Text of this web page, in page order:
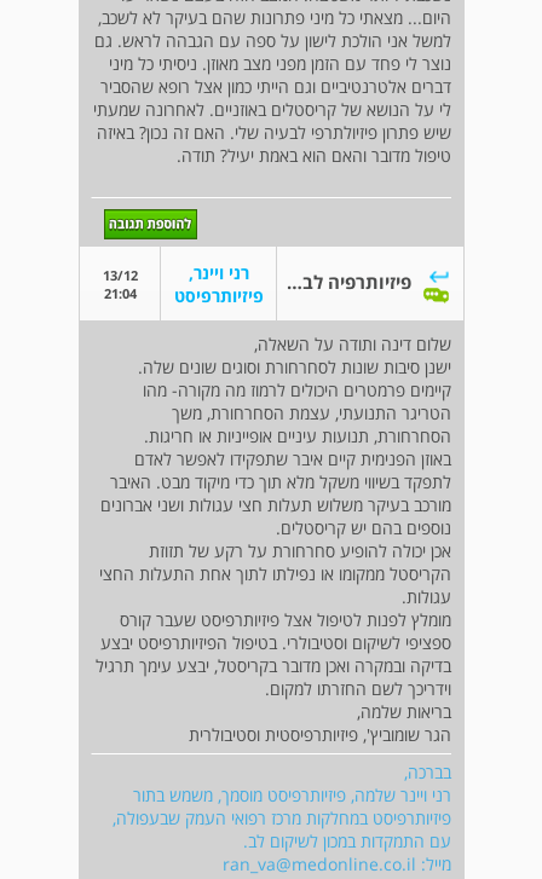
היום... מצאתי כל מיני פתרונות שהם בעיקר לא לשכב,
למשל אני הולכת לישון על ספה עם הגבהה לראש. גם
נוצר לי פחד עם הזמן מפני מצב מאוזן. ניסיתי כל מיני
דברים אלטרנטיביים וגם הייתי כמון אצל רופא שהסביר
לי על הנושא של קריסטלים באוזניים. לאחרונה שמעתי
שיש פתרון פיזיולתרפי לבעיה שלי. האם זה נכון? באיזה
טיפול מדובר והאם הוא באמת יעיל? תודה.
פיזיותרפיה לבעיה של ורטיגו
רני ויינר,
פיזיותרפיסט
13/12
21:04
שלום דינה ותודה על השאלה,
ישנן סיבות שונות לסחרחורת וסוגים שונים שלה.
קיימים פרמטרים היכולים לרמוז מה מקורה- מהו
הטריגר התנועתי, עצמת הסחרחורת, משך
הסחרחורת, תנועות עיניים אופייניות או חריגות.
באוזן הפנימית קיים איבר שתפקידו לאפשר לאדם
לתפקד בשיווי משקל מלא תוך כדי מיקוד מבט. האיבר
מורכב בעיקר משלוש תעלות חצי עגולות ושני אברונים
נוספים בהם יש קריסטלים.
אכן יכולה להופיע סחרחורת על רקע של תזוזת
הקריסטל ממקומו או נפילתו לתוך אחת התעלות החצי
עגולות.
מומלץ לפנות לטיפול אצל פיזיותרפיסט שעבר קורס
ספציפי לשיקום וסטיבולרי. בטיפול הפיזיותרפיסט יבצע
בדיקה ובמקרה ואכן מדובר בקריסטל, יבצע עימך תרגיל
וידריכך לשם החזרתו למקום.
בריאות שלמה,
הגר שומוביץ', פיזיותרפיסטית וסטיבולרית
בברכה,
רני ויינר שלמה, פיזיותרפיסט מוסמך, משמש בתור
פיזיותרפיסט במחלקות מרכז רפואי העמק שבעפולה,
עם התמקדות במכון לשיקום לב.
מייל: ran_va@medonline.co.il